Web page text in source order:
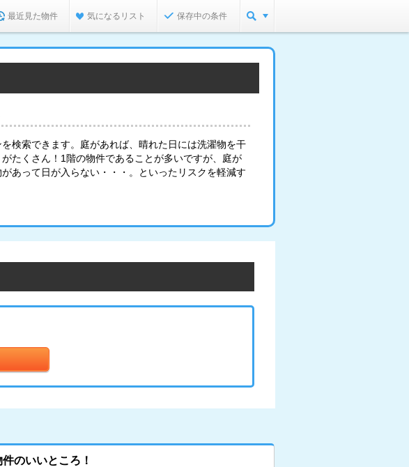
最近見た物件 気になるリスト 保存中の条件
検索できます。庭があれば、晴れた日には洗濯物を干
たくさん！1階の物件であることが多いですが、庭が
あって日が入らない・・・。といったリスクを軽減す
のいいところ！